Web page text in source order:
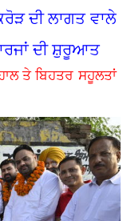
ਦੀ ਲਾਗਤ ਵਾਲੇ
ਦੀ ਸ਼ੁਰੂਆਤ
ਤੇ ਬਿਹਤਰ ਸਹੂਲਤਾਂ